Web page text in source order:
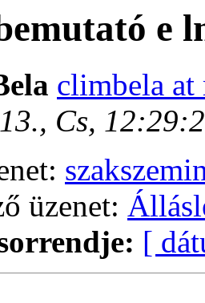
e
climbela at
Cs,
üzenet:
[